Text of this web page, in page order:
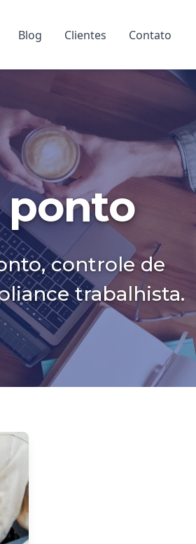
Blog Clientes Contato
ponto
controle de
trabalhista.